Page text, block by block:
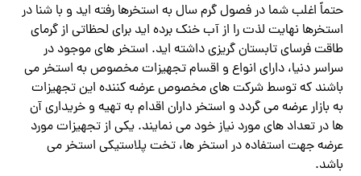
حتماً اغلب شما در فصول گرم سال به استخرها رفته اید و با شنا در
استخرها نهایت لذت را از آب خنک برده‌ اید برای لحظاتی از گرمای
طاقت فرسای تابستان گریزی داشته اید. استخر های موجود در
سراسر دنیا، دارای انواع و اقسام تجهیزات مخصوص به استخر می
باشند که توسط شرکت های مخصوص عرضه کننده این تجهیزات
به بازار عرضه می گردد و استخر داران اقدام به تهیه و خریداری آن
ها در تعداد های مورد نیاز خود می نمایند. یکی از تجهیزات مورد
عرضه جهت استفاده در استخر ها، تخت پلاستیکی استخر می
باشد.